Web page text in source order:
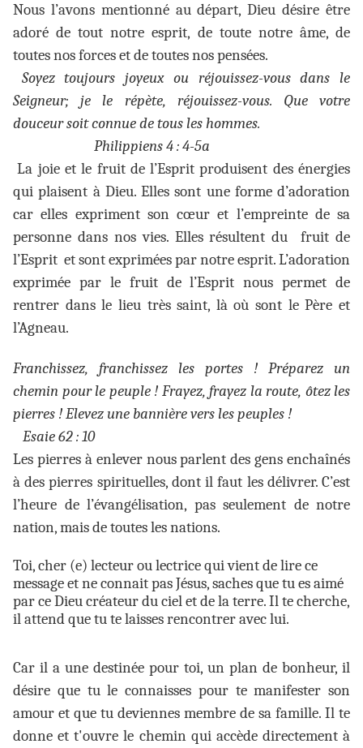
Nous l’avons mentionné au départ, Dieu désire être
adoré de tout notre esprit, de toute notre âme, de
toutes nos forces et de toutes nos pensées.
Soyez toujours joyeux ou réjouissez-vous dans le
Seigneur; je le répète, réjouissez-vous. Que votre
douceur soit connue de tous les hommes.
Philippiens 4 : 4-5a
La joie et le fruit de l’Esprit produisent des énergies
qui plaisent à Dieu. Elles sont une forme d’adoration
car elles expriment son cœur et l’empreinte de sa
personne dans nos vies. Elles résultent du fruit de
l’Esprit et sont exprimées par notre esprit. L’adoration
exprimée par le fruit de l’Esprit nous permet de
rentrer dans le lieu très saint, là où sont le Père et
l’Agneau.
Franchissez, franchissez les portes ! Préparez un
chemin pour le peuple ! Frayez, frayez la route, ôtez les
pierres ! Elevez une bannière vers les peuples !
Esaie 62 : 10
Les pierres à enlever nous parlent des gens enchaînés
à des pierres spirituelles, dont il faut les délivrer. C’est
l’heure de l’évangélisation, pas seulement de notre
nation, mais de toutes les nations.
Toi, cher (e) lecteur ou lectrice qui vient de lire ce
message et ne connait pas Jésus, saches que tu es aimé
par ce Dieu créateur du ciel et de la terre. Il te cherche,
il attend que tu te laisses rencontrer avec lui.
Car il a une destinée pour toi, un plan de bonheur, il
désire que tu le connaisses pour te manifester son
amour et que tu deviennes membre de sa famille. Il te
donne et t'ouvre le chemin qui accède directement à